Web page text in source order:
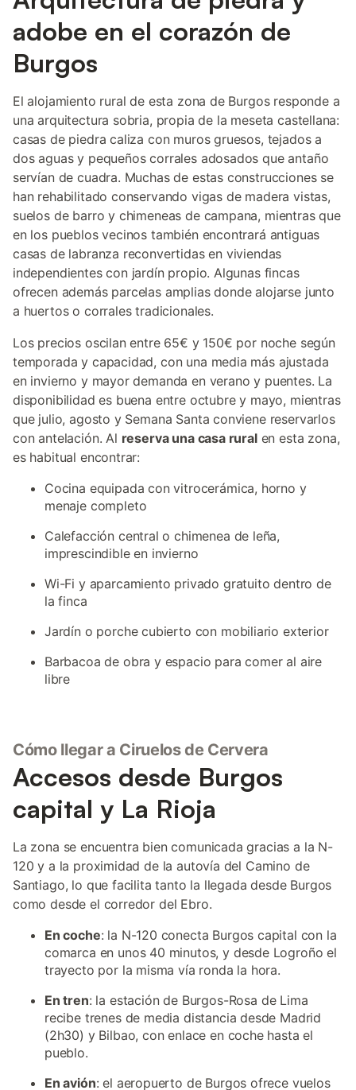
adobe en el corazón de
Burgos
El alojamiento rural de esta zona de Burgos responde a
una arquitectura sobria, propia de la meseta castellana:
casas de piedra caliza con muros gruesos, tejados a
dos aguas y pequeños corrales adosados que antaño
servían de cuadra. Muchas de estas construcciones se
han rehabilitado conservando vigas de madera vistas,
suelos de barro y chimeneas de campana, mientras que
en los pueblos vecinos también encontrará antiguas
casas de labranza reconvertidas en viviendas
independientes con jardín propio. Algunas fincas
ofrecen además parcelas amplias donde alojarse junto
a huertos o corrales tradicionales.
Los precios oscilan entre 65€ y 150€ por noche según
temporada y capacidad, con una media más ajustada
en invierno y mayor demanda en verano y puentes. La
disponibilidad es buena entre octubre y mayo, mientras
que julio, agosto y Semana Santa conviene reservarlos
con antelación. Al reserva una casa ruralen esta zona,
es habitual encontrar:
Cocina equipada con vitrocerámica, horno y
menaje completo
Calefacción central o chimenea de leña,
imprescindible en invierno
Wi-Fi y aparcamiento privado gratuito dentro de
la finca
Jardín o porche cubierto con mobiliario exterior
Barbacoa de obra y espacio para comer al aire
libre
Cómo llegar a Ciruelos de Cervera
Accesos desde Burgos
capital y La Rioja
La zona se encuentra bien comunicada gracias a la N-
120 y a la proximidad de la autovía del Camino de
Santiago, lo que facilita tanto la llegada desde Burgos
como desde el corredor del Ebro.
En coche: la N-120 conecta Burgos capital con la
comarca en unos 40 minutos, y desde Logroño el
trayecto por la misma vía ronda la hora.
En tren: la estación de Burgos-Rosa de Lima
recibe trenes de media distancia desde Madrid
(2h30) y Bilbao, con enlace en coche hasta el
pueblo.
En avión: el aeropuerto de Burgos ofrece vuelos